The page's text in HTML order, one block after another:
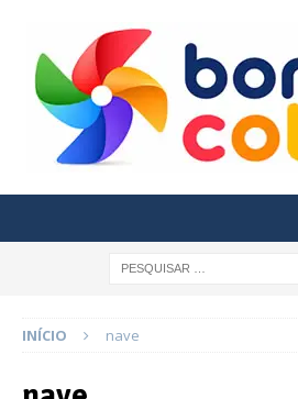
INÍCIO nave